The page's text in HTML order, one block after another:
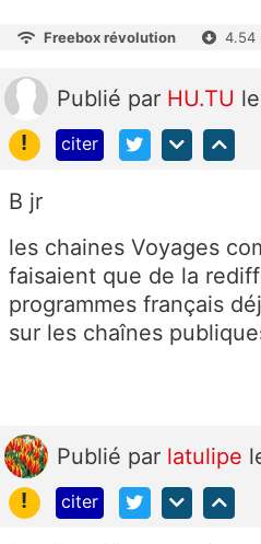
Freebox révolution 4.54
Publié par HU.TU
!
citer
B jr
les chaines Voyages
faisaient que de la
programmes français
sur les chaînes
Publié par latulipe
!
citer